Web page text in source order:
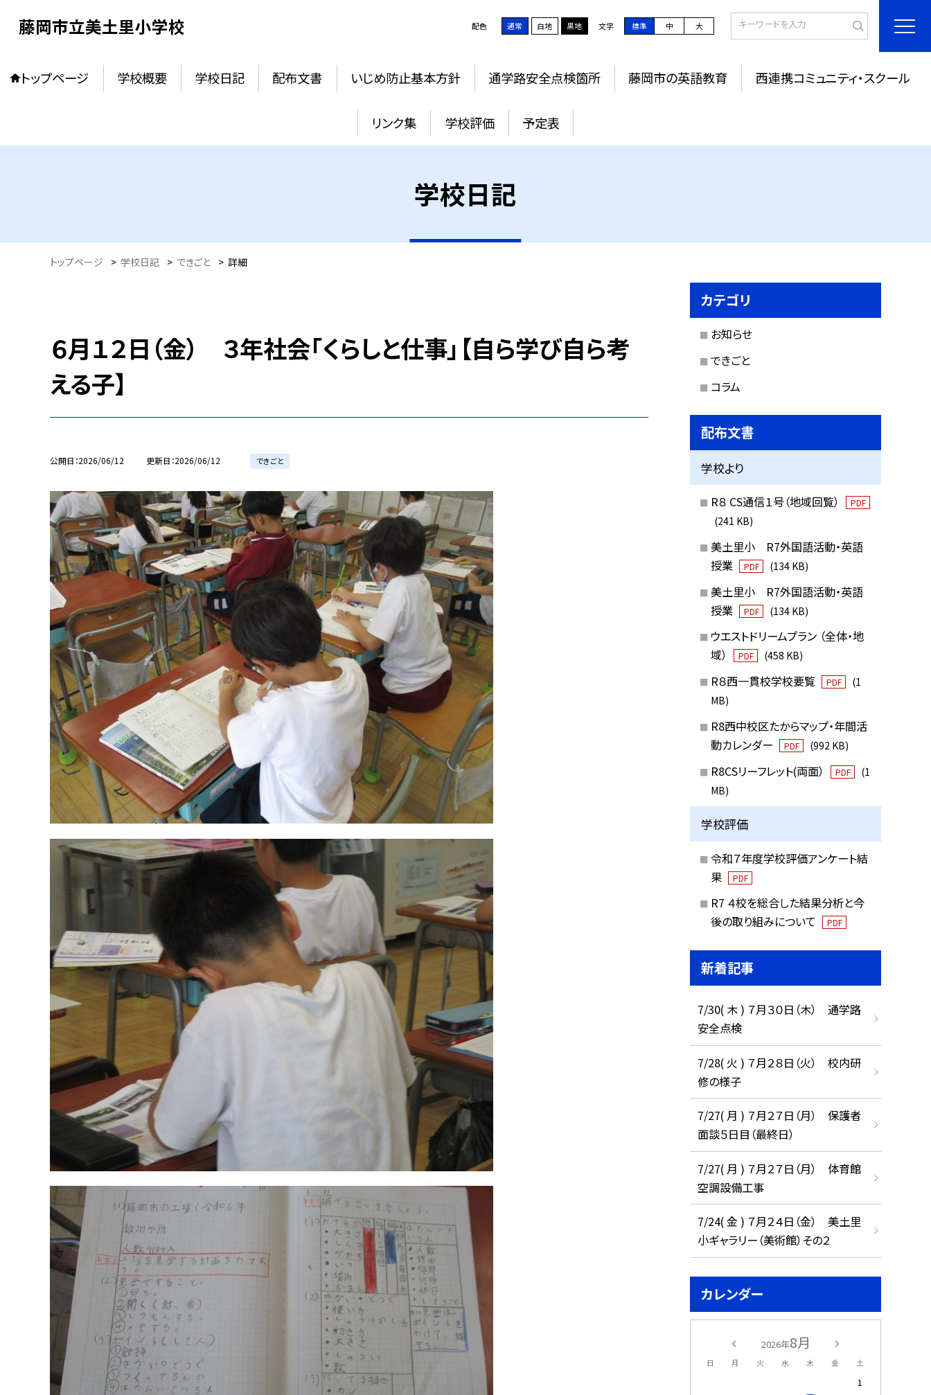
藤岡市立美土里小学校 配色 通常 白地 黒地 文字 標準 中 大
トップページ 学校概要 学校日記 配布文書 いじめ防止基本方針 通学路安全点検箇所 藤岡市の英語教育 西連携コミュニティ・スクール
リンク集 学校評価 予定表
学校日記
トップページ > 学校日記 > できごと > 詳細
６月１２日（金） ３年社会「くらしと仕事」【自ら学び自ら考
える子】
公開日 2026/06/12 更新日 2026/06/12 できごと
カテゴリ
お知らせ
できごと
コラム
配布文書
学校より
R８ CS通信１号（地域回覧） PDF
(241 KB)
美土里小 R7外国語活動・英語
授業
PDF (134 KB)
美土里小 R7外国語活動・英語
授業
PDF (134 KB)
ウエストドリームプラン （全体・地
域）
PDF (458 KB)
R８西一貫校学校要覧 PDF
(1
MB)
R8西中校区たからマップ・年間活
動カレンダー
PDF (992 KB)
R8CSリーフレット(両面） PDF
(1
MB)
学校評価
令和７年度学校評価アンケート結
果
PDF
R7 ４校を総合した結果分析と今
後の取り組みについて
PDF
新着記事
7/30( 木 ) ７月３０日（木） 通学路
安全点検
7/28( 火 ) ７月２８日（火） 校内研
修の様子
7/27( 月 ) ７月２７日（月） 保護者
面談５日目（最終日）
7/27( 月 ) ７月２７日（月） 体育館
空調設備工事
7/24( 金 ) ７月２４日（金） 美土里
小ギャラリー（美術館）その２
カレンダー
2026年8月
日 月 火 水 木 金 土
1